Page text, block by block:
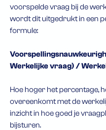
voorspelde vraag bij de
wordt dit uitgedrukt in een
formule:
Werkelijke vraag) /
Hoe hoger het percentage,
overeenkomt met de
inzicht in hoe goed je
bijsturen.